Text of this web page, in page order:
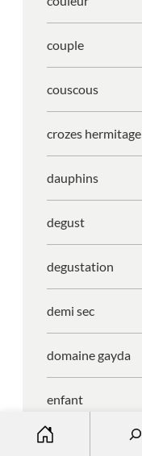
couple
couscous
crozes hermitage
dauphins
degust
degustation
demi sec
domaine gayda
enfant
entreprise